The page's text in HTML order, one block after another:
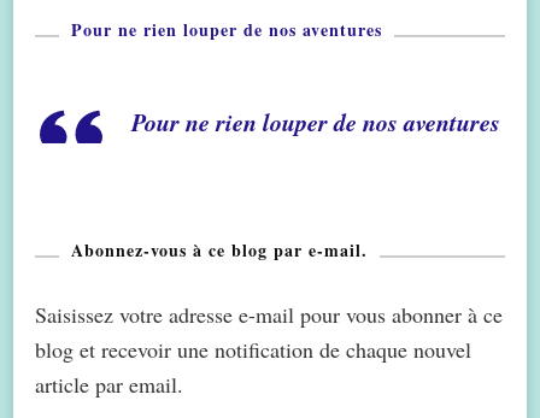
Pour ne rien louper de nos aventures
Pour ne rien louper de nos aventures
Abonnez-vous à ce blog par e-mail.
Saisissez votre adresse e-mail pour vous abonner à ce
blog et recevoir une notification de chaque nouvel
article par email.